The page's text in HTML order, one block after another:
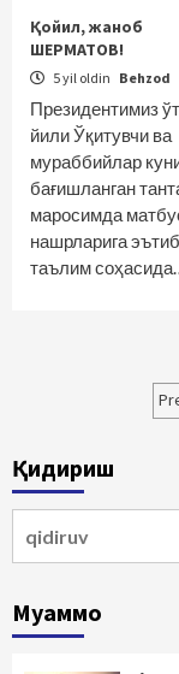
Қойил, жаноб
ШЕРМАТОВ!
5 yil oldin Behzod
Президентимиз
йили Ўқитувчи ва
мураббийлар
бағишланган
маросимда
нашрларига
таълим
Қидириш
Муаммо